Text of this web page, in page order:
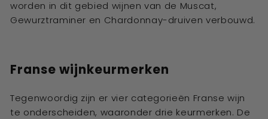
worden in dit gebied wijnen van de Muscat,
Gewurztraminer en Chardonnay-druiven verbouwd.
Franse wijnkeurmerken
Tegenwoordig zijn er vier categorieën Franse wijn
te onderscheiden, waaronder drie keurmerken. De